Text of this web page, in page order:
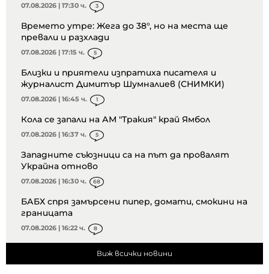
07.08.2026 | 17:30 ч. 3
Времето утре: Жега до 38°, но на места ще
превали и разхлади
07.08.2026 | 17:15 ч. 5
Близки и приятели изпратиха писателя и
журналист Димитър Шумналиев (СНИМКИ)
07.08.2026 | 16:45 ч. 1
Кола се запали на АМ "Тракия" край Ямбол
07.08.2026 | 16:37 ч. 5
Западните съюзници са на път да провалят
Украйна отново
07.08.2026 | 16:30 ч. 68
БАБХ спря замърсени пипер, домати, смокини на
границата
07.08.2026 | 16:22 ч. 8
Виж всички новини